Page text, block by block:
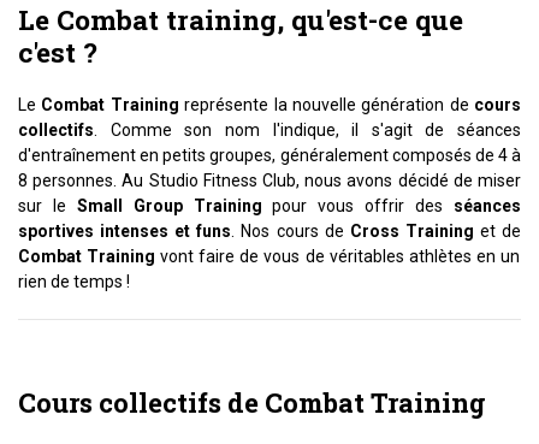
Le Combat training, qu'est-ce que
c'est ?
Le Combat Training représente la nouvelle génération de cours
collectifs . Comme son nom l'indique, il s'agit de séances
d'entraînement en petits groupes, généralement composés de 4 à
8 personnes. Au Studio Fitness Club, nous avons décidé de miser
sur le Small Group Trainingpour vous offrir des séances
sportives intenses et funs . Nos cours de Cross Training et de
Combat Trainingvont faire de vous de véritables athlètes en un
rien de temps !
Cours collectifs de Combat Training